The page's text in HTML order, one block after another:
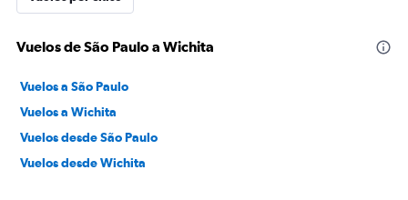
Vuelos de São Paulo a Wichita
Vuelos a São Paulo
Vuelos a Wichita
Vuelos desde São Paulo
Vuelos desde Wichita